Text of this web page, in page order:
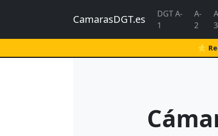
CamarasDGT.es
DGT A-
1
A-
2
3
⭐